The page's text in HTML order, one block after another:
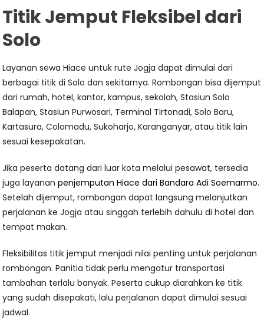
Titik Jemput Fleksibel dari
Solo
Layanan sewa Hiace untuk rute Jogja dapat dimulai dari
berbagai titik di Solo dan sekitarnya. Rombongan bisa dijemput
dari rumah, hotel, kantor, kampus, sekolah, Stasiun Solo
Balapan, Stasiun Purwosari, Terminal Tirtonadi, Solo Baru,
Kartasura, Colomadu, Sukoharjo, Karanganyar, atau titik lain
sesuai kesepakatan.
Jika peserta datang dari luar kota melalui pesawat, tersedia
juga layananpenjemputan Hiace dari Bandara Adi Soemarmo.
Setelah dijemput, rombongan dapat langsung melanjutkan
perjalanan ke Jogja atau singgah terlebih dahulu di hotel dan
tempat makan.
Fleksibilitas titik jemput menjadi nilai penting untuk perjalanan
rombongan. Panitia tidak perlu mengatur transportasi
tambahan terlalu banyak. Peserta cukup diarahkan ke titik
yang sudah disepakati, lalu perjalanan dapat dimulai sesuai
jadwal.